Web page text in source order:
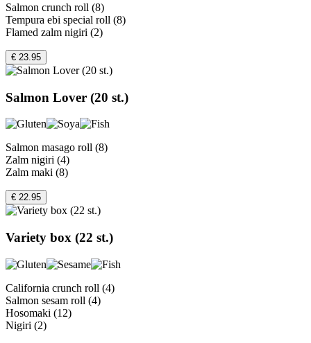
Salmon crunch roll (8)
Tempura ebi special roll (8)
Flamed zalm nigiri (2)
€ 23.95
Salmon Lover (20 st.)
Salmon masago roll (8)
Zalm nigiri (4)
Zalm maki (8)
€ 22.95
Variety box (22 st.)
California crunch roll (4)
Salmon sesam roll (4)
Hosomaki (12)
Nigiri (2)